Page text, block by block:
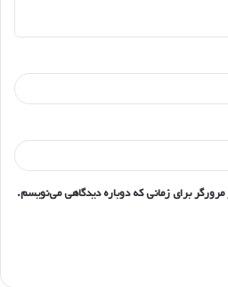
برای زمانی که دوباره دیدگاهی می‌نویسم.